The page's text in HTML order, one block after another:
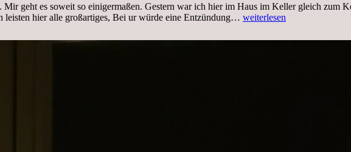
geht es soweit so einigermaßen. Gestern war ich hier im Haus im Keller gleich zum
hier alle großartiges, Bei ur würde eine Entzündung… Freitag,
Kleines
weiterlesen